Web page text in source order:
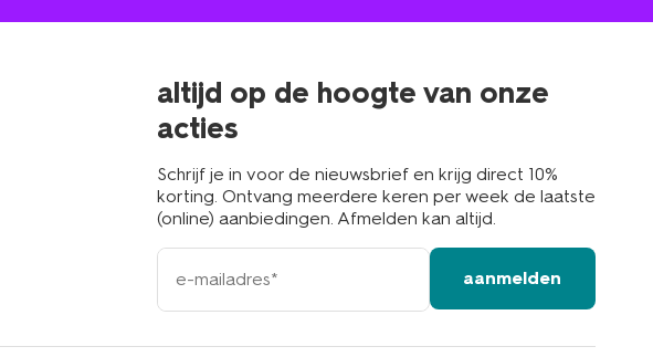
in
altijd op de hoogte van onze
acties
Schrijf je in voor de nieuwsbrief en krijg direct 10%
korting. Ontvang meerdere keren per week de laatste
(online) aanbiedingen. Afmelden kan altijd.
e-
mailadres
aanmelden